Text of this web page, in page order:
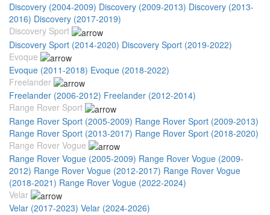
Discovery (2004-2009) Discovery (2009-2013) Discovery (2013-
2016) Discovery (2017-2019)
Discovery Sport
Discovery Sport (2014-2020) Discovery Sport (2019-2022)
Evoque
Evoque (2011-2018) Evoque (2018-2022)
Freelander
Freelander (2006-2012) Freelander (2012-2014)
Range Rover Sport
Range Rover Sport (2005-2009) Range Rover Sport (2009-2013)
Range Rover Sport (2013-2017) Range Rover Sport (2018-2020)
Range Rover Vogue
Range Rover Vogue (2005-2009) Range Rover Vogue (2009-
2012) Range Rover Vogue (2012-2017) Range Rover Vogue
(2018-2021) Range Rover Vogue (2022-2024)
Velar
Velar (2017-2023) Velar (2024-2026)